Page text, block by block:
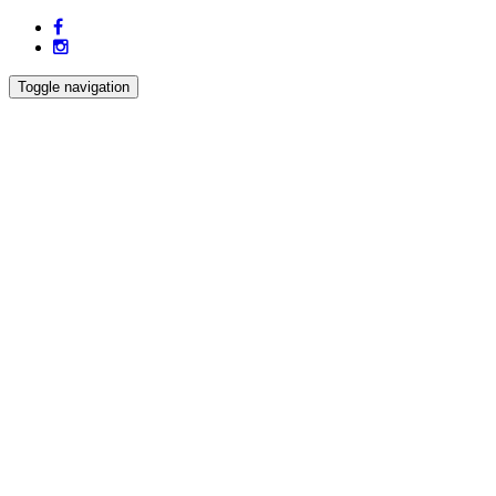
Toggle navigation